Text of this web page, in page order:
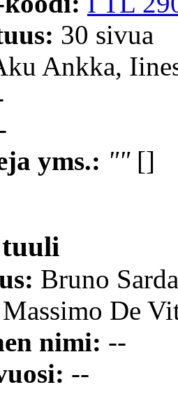
30 sivua
Ankka,
yms.: ""[]
tuuli
Bruno Sarda
Massimo De
nimi: --
--